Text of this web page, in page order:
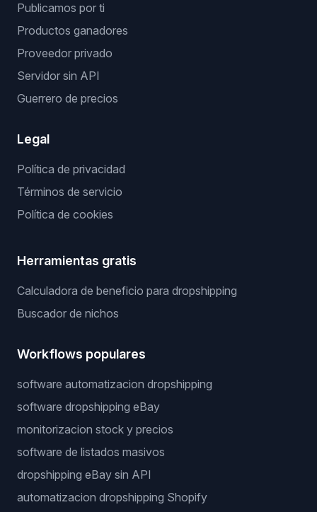
Publicamos por ti
Productos ganadores
Proveedor privado
Servidor sin API
Guerrero de precios
Legal
Política de privacidad
Términos de servicio
Política de cookies
Herramientas gratis
Calculadora de beneficio para dropshipping
Buscador de nichos
Workflows populares
software automatizacion dropshipping
software dropshipping eBay
monitorizacion stock y precios
software de listados masivos
dropshipping eBay sin API
automatizacion dropshipping Shopify